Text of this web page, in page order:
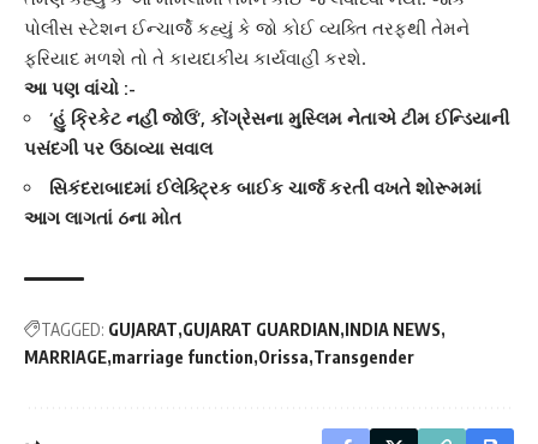
પોલીસ સ્ટેશન ઈન્ચાર્જે કહ્યું કે જો કોઈ વ્યક્તિ તરફથી તેમને
ફરિયાદ મળશે તો તે કાયદાકીય કાર્યવાહી કરશે.
આ પણ વાંચો :-
‘હું ક્રિકેટ નહીં જોઉં’, કોંગ્રેસના મુસ્લિમ નેતાએ ટીમ ઈન્ડિયાની
પસંદગી પર ઉઠાવ્યા સવાલ
સિકંદરાબાદમાં ઈલેક્ટ્રિક બાઈક ચાર્જ કરતી વખતે શોરૂમમાં
આગ લાગતાં 6ના મોત
TAGGED: GUJARAT GUJARAT GUARDIAN INDIA NEWS
MARRIAGE marriage function Orissa Transgender